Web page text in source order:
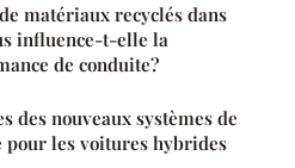
matériaux recyclés dans
influence-t-elle la
de conduite?
des nouveaux systèmes de
les voitures hybrides